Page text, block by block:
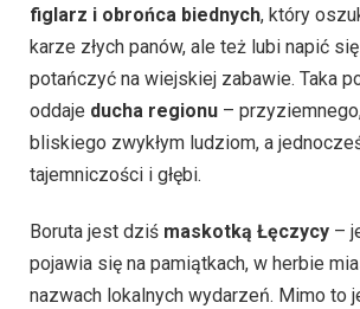
figlarz i obrońca biednych, który
karze złych panów, ale też lubi napić
potańczyć na wiejskiej zabawie. Taka
oddaje ducha regionu –
bliskiego zwykłym ludziom, a
tajemniczości i głębi.
Boruta jest dziś maskotką Łęczycy –
pojawia się na pamiątkach, w herbie
nazwach lokalnych wydarzeń. Mimo to